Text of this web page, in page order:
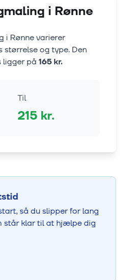
i Rønne
i Rønnevarierer
og type. Den
ligger på 165kr.
Til
215 kr.
så du slipper for lang
står klar til at hjælpe dig